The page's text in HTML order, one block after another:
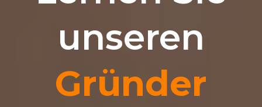
unseren
Gründer